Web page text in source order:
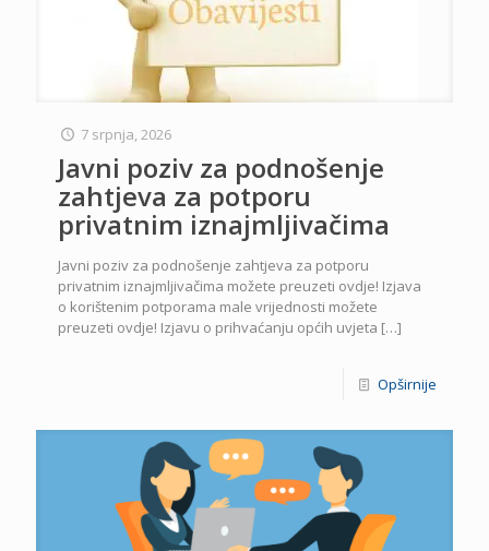
7 srpnja, 2026
Javni poziv za podnošenje
zahtjeva za potporu
privatnim iznajmljivačima
Javni poziv za podnošenje zahtjeva za potporu
privatnim iznajmljivačima možete preuzeti ovdje! Izjava
o korištenim potporama male vrijednosti možete
preuzeti ovdje! Izjavu o prihvaćanju općih uvjeta […]
Opširnije